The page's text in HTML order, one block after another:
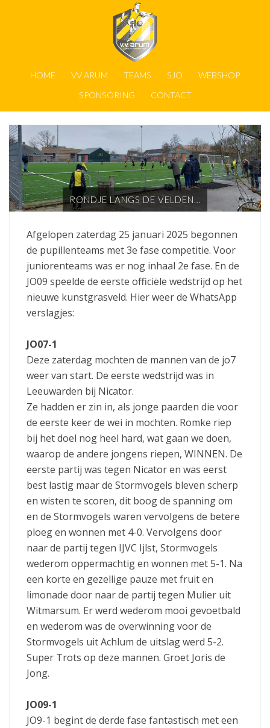
HOME VV ARUM TEAMS SJO
WEBSHOP
SPONSORING
CONTACT
RONDJE LANGS DE VELDEN…
Afgelopen zaterdag 25 januari 2025 begonnen
de pupillenteams met 3e fase competitie. Voor
juniorenteams was er nog inhaal 2e fase. En de
JO09 speelde de eerste officiële wedstrijd op het
nieuwe kunstgrasveld. Hier weer de WhatsApp
verslagjes:
JO07-1
Deze zaterdag mochten de mannen van de jo7
weer van start. De eerste wedstrijd was in
Leeuwarden bij Nicator.
Ze hadden er zin in, als jonge paarden die voor
de eerste keer de wei in mochten. Romke riep
bij het doel nog heel hard, wat gaan we doen,
waarop de andere jongens riepen, WINNEN. De
eerste partij was tegen Nicator en was eerst
best lastig maar de Stormvogels bleven scherp
en wisten te scoren, dit boog de spanning om
en de Stormvogels waren vervolgens de betere
ploeg en wonnen met 4-0. Vervolgens door
naar de partij tegen IJVC Ijlst, Stormvogels
wederom oppermachtig en wonnen met 5-1. Na
een korte en gezellige pauze met fruit en
limonade door naar de partij tegen Mulier uit
Witmarsum. Er werd wederom mooi gevoetbald
en wederom was de overwinning voor de
Stormvogels uit Achlum de uitslag werd 5-2.
Super Trots op deze mannen. Groet Joris de
Jong.
JO09-1
JO9-1 begint de derde fase fantastisch met een